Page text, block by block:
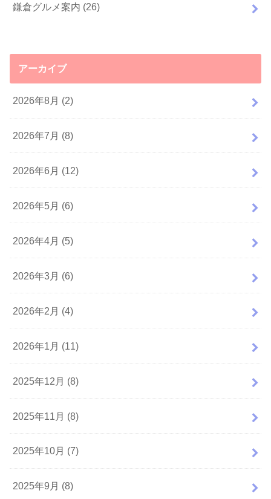
鎌倉グルメ案内 (26)
アーカイブ
2026年8月 (2)
2026年7月 (8)
2026年6月 (12)
2026年5月 (6)
2026年4月 (5)
2026年3月 (6)
2026年2月 (4)
2026年1月 (11)
2025年12月 (8)
2025年11月 (8)
2025年10月 (7)
2025年9月 (8)